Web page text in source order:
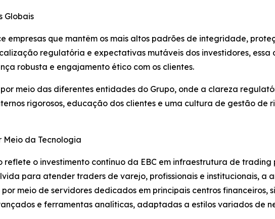
Globais
empresas que mantêm os mais altos padrões de integridade,
regulatória e expectativas mutáveis dos investidores,
robusta e engajamento ético com os clientes.
meio das diferentes entidades do Grupo, onde a clareza
rigorosos, educação dos clientes e uma cultura de gestão de
da Tecnologia
o investimento contínuo da EBC em infraestrutura de
para atender traders de varejo, profissionais e institucionais,
meio de servidores dedicados em principais centros financeiros,
e ferramentas analíticas, adaptadas a estilos variados de